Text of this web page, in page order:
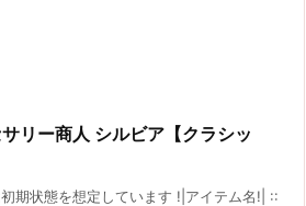
リー商人 シルビア【クラシッ
期状態を想定しています !|アイテム名!| ::